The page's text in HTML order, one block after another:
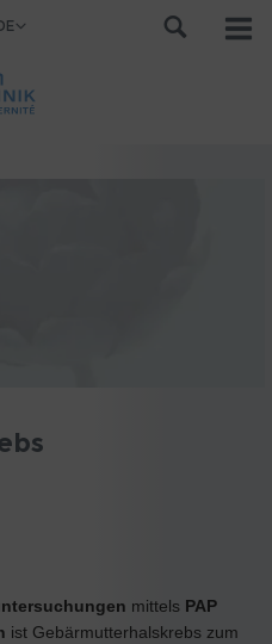
mittels PAP
ist Gebärmutterhalskrebs zum